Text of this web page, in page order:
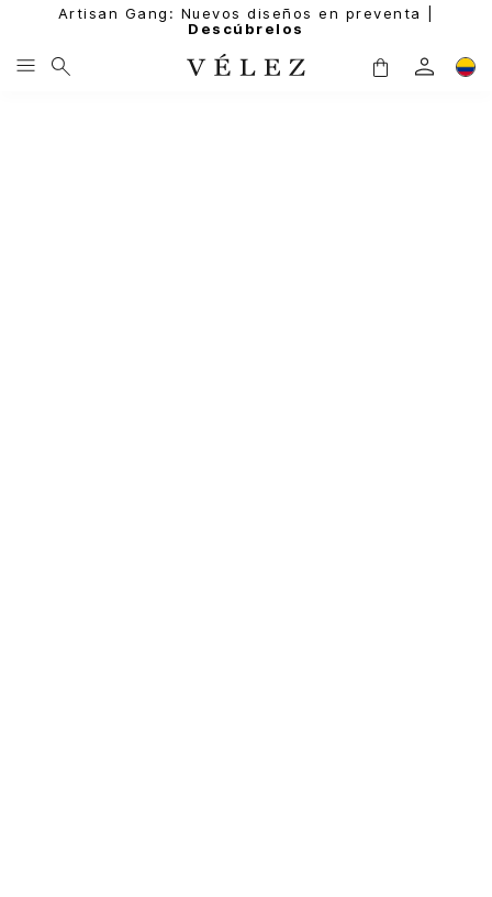
Artisan Gang: Nuevos diseños en preventa |
Descúbrelos